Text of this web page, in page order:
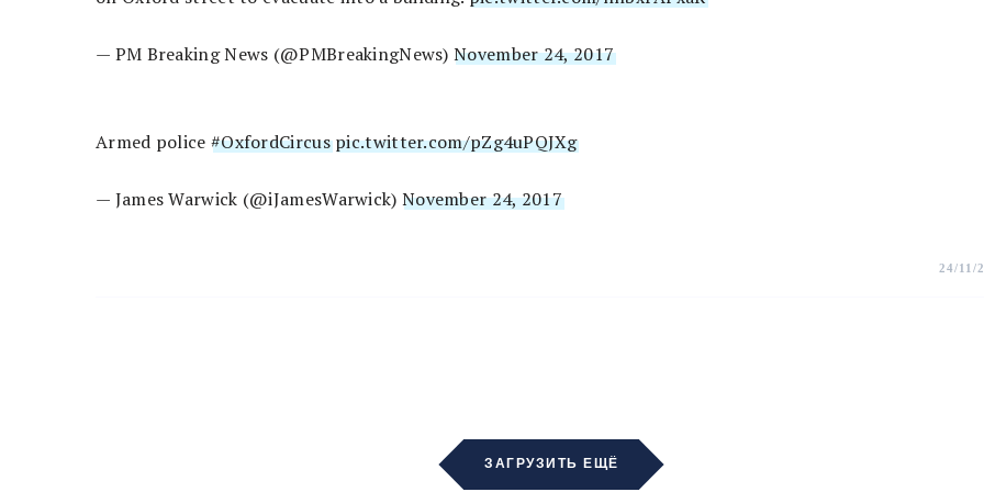
— PM Breaking News (@PMBreakingNews)November 24, 2017
Armed police #OxfordCircus pic.twitter.com/pZg4uPQJXg
— James Warwick (@iJamesWarwick) November 24, 2017
24/11/
ЗАГРУЗИТЬ ЕЩЁ